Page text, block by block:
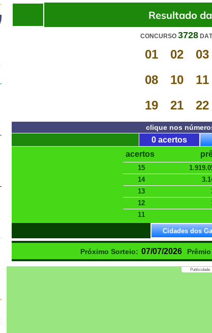
Resultado
CONCURSO 3728
01 02 03
08
10 11
19
21 22
clique nos
0 acertos
acertos
15
14
13
12
11
Cidades dos
Próximo Sorteio: 07/07/2026
Publicidade